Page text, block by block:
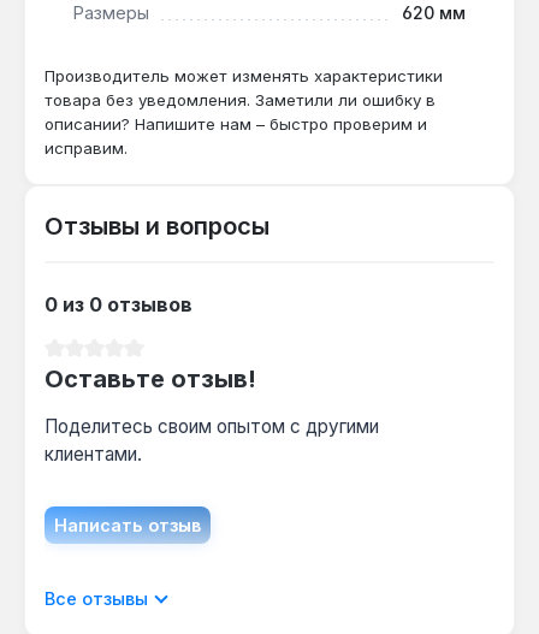
Размеры 620 мм
Производитель может изменять характеристики
товара без уведомления. Заметили ли ошибку в
описании? Напишите нам – быстро проверим и
исправим.
Отзывы и вопросы
0 из 0 отзывов
Оставьте отзыв!
Поделитесь своим опытом с другими
клиентами.
Написать отзыв
Отображать отзывы только на текущем
Все отзывы